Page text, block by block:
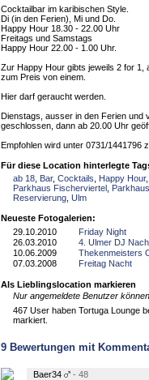
Cocktailbar im karibischen Style.
Di (in den Ferien), Mi und Do.
Happy Hour 18.30 - 22.00 Uhr
Freitags und Samstags
Happy Hour 22.00 - 1.00 Uhr.
Zur Happy Hour gibts jeweils 2 for 1,
zum Preis von einem.
Hier darf geraucht werden.
Dienstags, ausser in den Ferien und
geschlossen, dann ab 20.00 Uhr
Empfohlen wird unter 0731/1441796
Für diese Location hinterlegte
ab 18 Bar, Cocktails Happy Hour
Parkhaus Fischerviertel
Reservierung Ulm
Neueste Fotogalerien:
29.10.2010
Friday Night
26.03.2010
4. Ulmer DJ
10.06.2009
Thekenmeisters
07.03.2008
Freitag Nacht
Als Lieblingslocation markieren
Nur angemeldete Benutzer
467 User haben Tortuga Lounge
markiert.
9 Bewertungen mit
Baer34 - 48